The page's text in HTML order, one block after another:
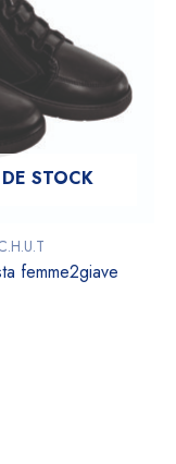
STOCK
femme2giave